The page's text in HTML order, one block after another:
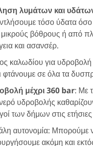
λυμάτων και
τόσο ύδατα όσο
βόθρους ή από
και ασανσέρ.
καλωδίου για υδροβολή
φτάνουμε σε όλα τα
μέχρι 360 bar: Με
υδροβολής
των δήμων στις
αυτονομία: Μπορούμε
ακόμη και